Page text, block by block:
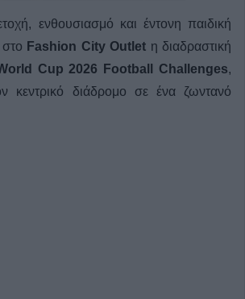
ενθουσιασμό και έντονη παιδική
στο Fashion City Outlet η διαδραστική
Cup 2026 Football Challenges,
κεντρικό διάδρομο σε ένα ζωντανό